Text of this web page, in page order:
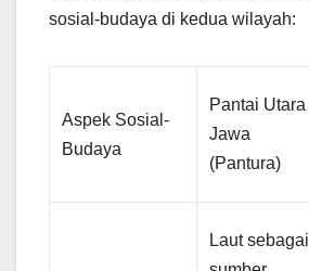
sosial-budaya di kedua wilayah:
Aspek Sosial-
Budaya
Pantai Utara
Jawa
(Pantura)
Laut sebagai